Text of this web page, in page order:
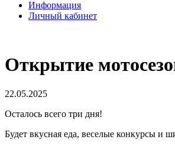
Информация
Личный кабинет
Открытие
22.05.2025
Осталось всего три дня!
Будет вкусная еда, веселые конкурсы и